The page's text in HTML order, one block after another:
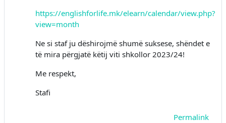
https://englishforlife.mk/elearn/calendar/view.php?
view=month
Ne si staf ju dëshirojmë shumë suksese, shëndet e
të mira përgjatë këtij viti shkollor 2023/24!
Me respekt,
Stafi
Permalink